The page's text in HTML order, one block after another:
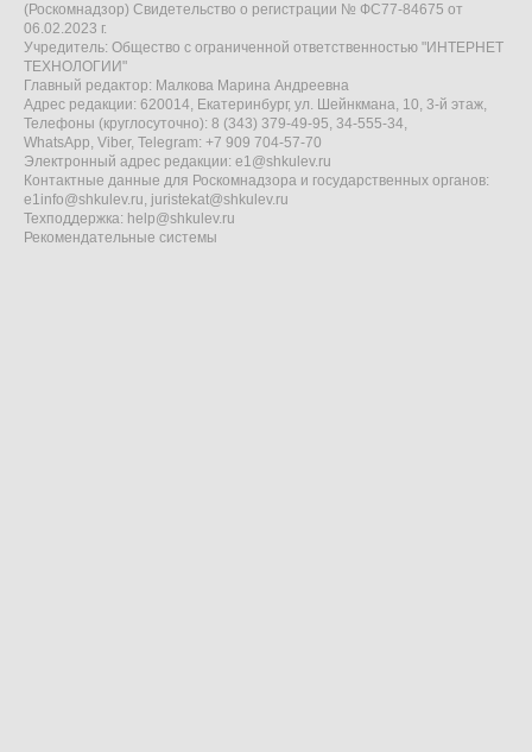
(Роскомнадзор) Свидетельство о регистрации № ФС77-84675 от
06.02.2023 г.
Учредитель: Общество с ограниченной ответственностью "ИНТЕРНЕТ
ТЕХНОЛОГИИ"
Главный редактор: Малкова Марина Андреевна
Адрес редакции: 620014, Екатеринбург, ул. Шейнкмана, 10, 3-й этаж,
Телефоны (круглосуточно): 8 (343) 379-49-95, 34-555-34,
WhatsApp, Viber, Telegram: +7 909 704-57-70
Электронный адрес редакции: e1@shkulev.ru
Контактные данные для Роскомнадзора и государственных органов:
e1info@shkulev.ru, juristekat@shkulev.ru
Техподдержка: help@shkulev.ru
Рекомендательные системы